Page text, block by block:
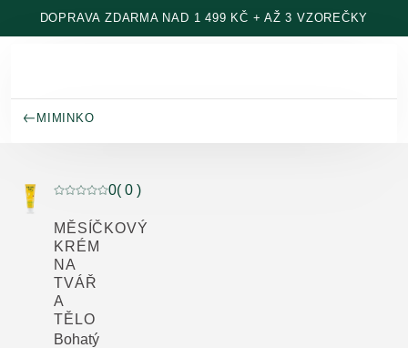
Přeskočit na hlavní obsah
DOPRAVA ZDARMA NAD 1 499 KČ + AŽ 3 VZOREČKY
MIMINKO
Aktuální hodnocení: 0 z 5 hvězdiček hodnoceno 0
0( 0 )
MĚSÍČKOVÝ
KRÉM
NA
TVÁŘ
A
TĚLO
Bohatý